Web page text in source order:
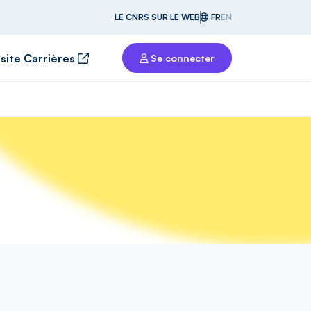
LE CNRS SUR LE WEB FREN
Carrières Se connecter